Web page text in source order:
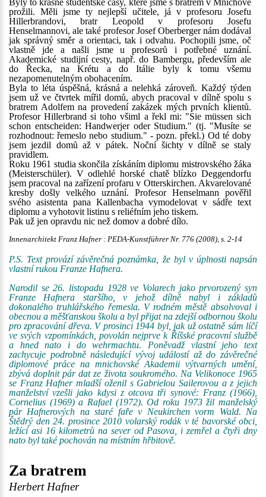
Byly to krásné studentské časy, které jsme s bratrem v Mnichově
prožili. Měli jsme ty nejlepší učitele, já v profesoru Josefu
Hillerbrandovi, bratr Leopold v profesoru Josefu
Henselmannovi, ale také profesor Josef Oberberger nám dodával
jak správný směr a orientaci, tak i odvahu. Pochopili jsme, oč
vlastně jde a našli jsme u profesorů i potřebné uznání.
Akademické studijní cesty, např. do Bambergu, především ale
do Řecka, na Krétu a do Itálie byly k tomu všemu
nezapomenutelným obohacením.
Byla to léta úspěšná, krásná a nelehká zároveň. Každý týden
jsem už ve čtvrtek mířil domů, abych pracoval v dílně spolu s
bratrem Adolfem na provedení zakázek mých prvních klientů.
Profesor Hillerbrand si toho všiml a řekl mi: "Sie müssen sich
schon entscheiden: Handwerjer oder Studium." (tj. "Musíte se
rozhodnout: řemeslo nebo studium." - pozn. překl.) Od té doby
jsem jezdil domů až v pátek. Noční šichty v dílně se staly
pravidlem.
Roku 1961 studia skončila získáním diplomu mistrovského žáka
(Meisterschüler). V odlehlé horské chatě blízko Deggendorfu
jsem pracoval na zařízení profaru v Otterskirchen. Akvarelované
kresby došly velkého uznání. Profesor Henselmann pověřil
svého asistenta pana Kallenbacha vymodelovat v sádře text
diplomu a vyhotovit listinu s reliéfním jeho tiskem.
Pak už jen opravdu nic než domov a dobré dílo.
Innenarchitekt Franz Hafner : PEDA-Kunstführer Nr. 776 (2008), s. 2-14
P.S. Text provází závěrečná poznámka, že byl v úplnosti napsán
vlastní rukou Franze Hafnera.
Narodil se 26. listopadu 1928 ve Volarech jako prvorozený syn
Franze Hafnera staršího, v jehož dílně nabyl i základů
dokonalého truhlářského řemesla. V rodném městě absolvoval i
obecnou a měšťanskou školu a byl přijat na zdejší odbornou školu
pro zpracování dřeva. V prosinci 1944 byl, jak už ostatně sám líčí
ve svých vzpomínkách, povolán nejprve k Říšské pracovní službě
a hned nato i do wehrmachtu. Poněvadž vlastní jeho text
zachycuje podrobně následující vývoj událostí až do závěrečné
diplomové práce na mnichovské Akademii výtvarných umění,
zbývá doplnit pár dat ze života soukromého. Na Velikonoce 1965
se Franz Hafner mladší oženil s Gabrielou Sailerovou a z jejich
manželství vzešli jako kdysi z otcova tři synové: Franz (1966),
Cornelius (1969) a Rafael (1972). Od roku 1973 žil manželský
pár Hafnerových na staré faře v Neukirchen vorm Wald. Na
Štědrý den 24. prosince 2010 volarský rodák v té bavorské obci,
ležící asi 16 kilometrů na sever od Pasova, i zemřel a čtyři dny
nato byl také pochován na místním hřbitově.
Za bratrem
Herbert Hafner